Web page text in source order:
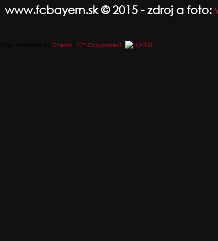
www.fcbayern.sk © 2015 - zdroj a foto:
Chetan WP-Copyprotect